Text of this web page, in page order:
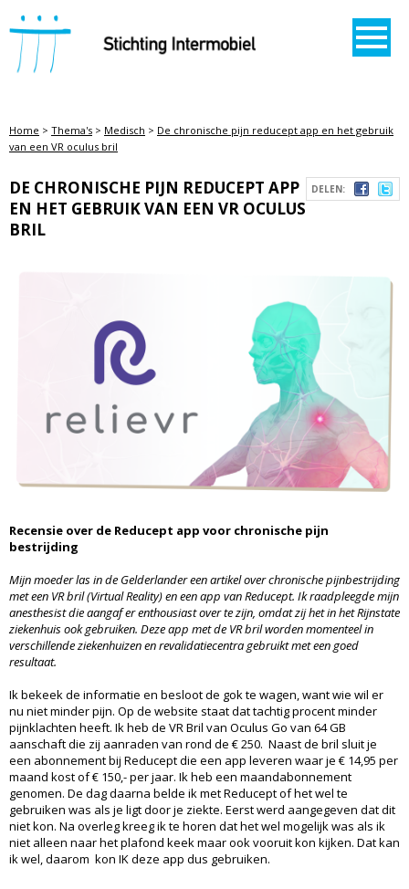
STICHTING INTERMOBIEL
Home > Thema's > Medisch > De chronische pijn reducept app en het gebruik
van een VR oculus bril
DELEN:
DE CHRONISCHE PIJN REDUCEPT APP
EN HET GEBRUIK VAN EEN VR OCULUS
BRIL
Recensie over de Reducept app voor chronische pijn
bestrijding
Mijn moeder las in de Gelderlander een artikel over chronische pijnbestrijding
met een VR bril (Virtual Reality) en een app van Reducept. Ik raadpleegde mijn
anesthesist die aangaf er enthousiast over te zijn, omdat zij het in het Rijnstate
ziekenhuis ook gebruiken. Deze app met de VR bril worden momenteel in
verschillende ziekenhuizen en revalidatiecentra gebruikt met een goed
resultaat.
Ik bekeek de informatie en besloot de gok te wagen, want wie wil er
nu niet minder pijn. Op de website staat dat tachtig procent minder
pijnklachten heeft. Ik heb de VR Bril van Oculus Go van 64 GB
aanschaft die zij aanraden van rond de € 250. Naast de bril sluit je
een abonnement bij Reducept die een app leveren waar je € 14,95 per
maand kost of € 150,- per jaar. Ik heb een maandabonnement
genomen. De dag daarna belde ik met Reducept of het wel te
gebruiken was als je ligt door je ziekte. Eerst werd aangegeven dat dit
niet kon. Na overleg kreeg ik te horen dat het wel mogelijk was als ik
niet alleen naar het plafond keek maar ook vooruit kon kijken. Dat kan
ik wel, daarom kon IK deze app dus gebruiken.